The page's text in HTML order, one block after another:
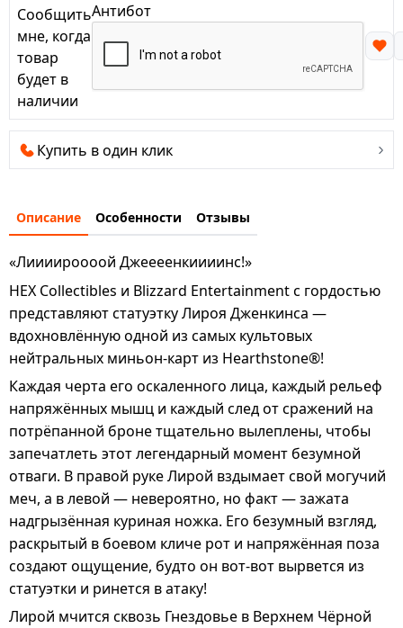
Сообщить
мне, когда
товар
будет в
наличии
Антибот
Купить в один клик
Описание Особенности Отзывы
«Лиииироооой Джеееенкиииинс!»
HEX Collectibles и Blizzard Entertainment с гордостью
представляют статуэтку Лироя Дженкинса —
вдохновлённую одной из самых культовых
нейтральных миньон-карт из Hearthstone®!
Каждая черта его оскаленного лица, каждый рельеф
напряжённых мышц и каждый след от сражений на
потрёпанной броне тщательно вылеплены, чтобы
запечатлеть этот легендарный момент безумной
отваги. В правой руке Лирой вздымает свой могучий
меч, а в левой — невероятно, но факт — зажата
надгрызённая куриная ножка. Его безумный взгляд,
раскрытый в боевом кличе рот и напряжённая поза
создают ощущение, будто он вот-вот вырвется из
статуэтки и ринется в атаку!
Лирой мчится сквозь Гнездовье в Верхнем Чёрной